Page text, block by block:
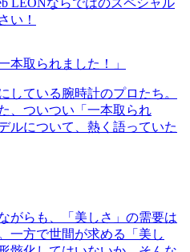
LEONならではのスペシャル
い！
本取られました！」
している腕時計のプロたち。
、ついつい「一本取られ
ルについて、熱く語っていた
がらも、「美しさ」の需要は
一方で世間が求める「美し